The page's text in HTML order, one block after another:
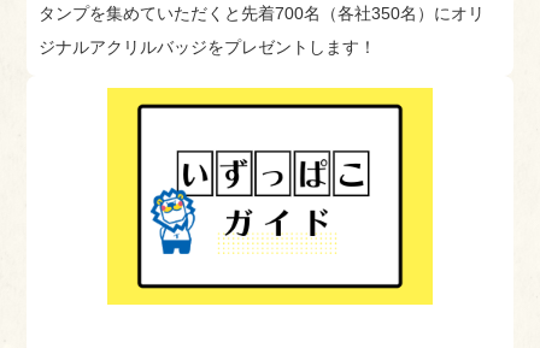
タンプを集めていただくと先着700名（各社350名）にオリ
ジナルアクリルバッジをプレゼントします！